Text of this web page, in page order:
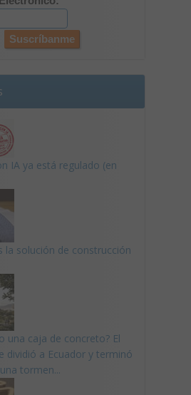
IA ya está regulado (en
la solución de construcción
una caja de concreto? El
dividió a Ecuador y terminó
tormen...